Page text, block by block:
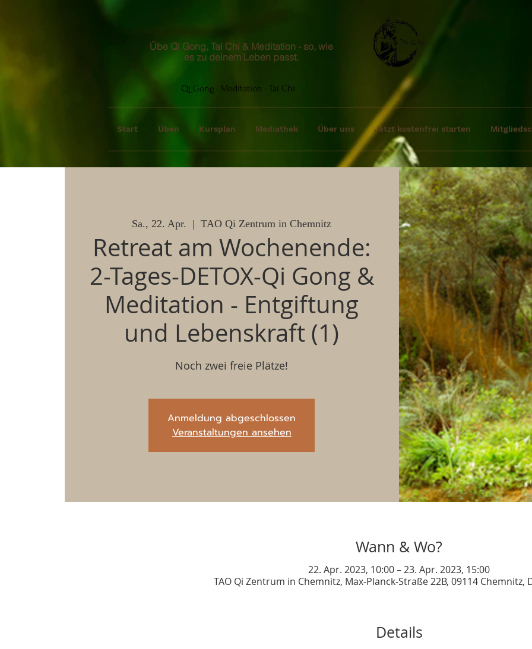
Übe Qi Gong, Tai Chi & Meditation - so, wie
es zu deinem Leben passt.
Qi Gong · Meditation · Tai Chi
Start Üben Kursplan Mediathek Über uns Jetzt kostenfrei starten
Sa., 22. Apr.
  |
TAO Qi Zentrum in Chemnitz
Retreat am Wochenende:
2-Tages-DETOX-Qi Gong &
Meditation - Entgiftung
und Lebenskraft (1)
Noch zwei freie Plätze!
Anmeldung abgeschlossen
Veranstaltungen ansehen
Wann & Wo?
22. Apr. 2023, 10:00 – 23. Apr. 2023, 15:00
TAO Qi Zentrum in Chemnitz, Max-Planck-Straße 22B, 09114 Chemnitz,
Details